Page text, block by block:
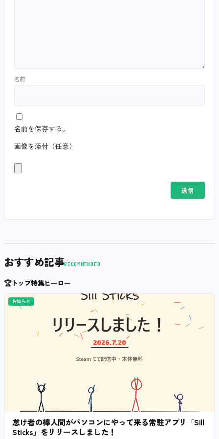
名前
名前を保存する。
画像を添付（任意）
おすすめ記事RECOMMENDED
🏆トップ特集ヒーロー
お知らせ
怠け者の棒人間がパソコンにやって来る常駐アプリ「Sill
Sticks」をリリースしました！